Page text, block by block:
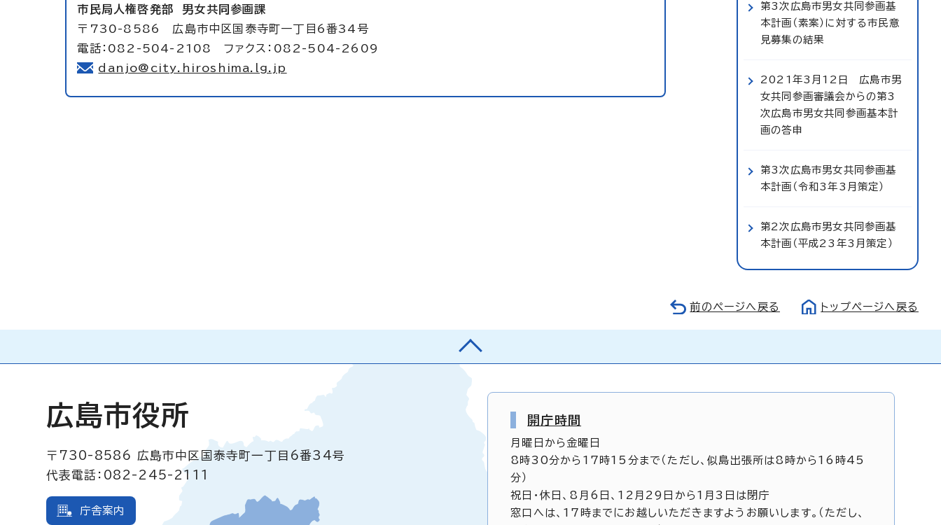
市民局人権啓発部男女共同参画課
〒730-8586 広島市中区国泰寺町一丁目6番34号
電話：082-504-2108 ファクス：082-504-2609
danjo@city.hiroshima.lg.jp
第3次広島市男女共同参画基
本計画（素案）に対する市民意
見募集の結果
2021年3月12日 広島市男
女共同参画審議会からの第3
次広島市男女共同参画基本計
画の答申
第3次広島市男女共同参画基
本計画（令和3年3月策定）
第2次広島市男女共同参画基
本計画（平成23年3月策定）
前のページへ戻る トップページへ戻る
広島市役所
〒730-8586
広島市中区国泰寺町一丁目6番34号
代表電話：082-245-2111
庁舎案内
開庁時間
月曜日から金曜日
8時30分から17時15分まで（ただし、似島出張所は8時から16時45
分）
祝日・休日、8月6日、12月29日から1月3日は閉庁
窓口へは、17時までにお越しいただきますようお願いします。（ただし、